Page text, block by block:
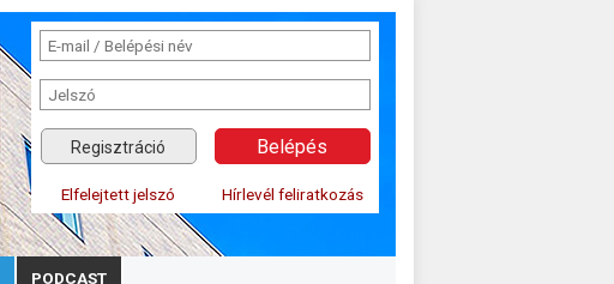
Regisztráció
Elfelejtett jelszó Hírlevél feliratkozás
PODCAST